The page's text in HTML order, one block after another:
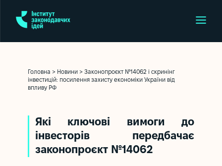
Головна > Новини > Законопроєкт №14062 і скринінг
інвестицій: посилення захисту економіки України від
впливу РФ
Які ключові вимоги до
інвесторів передбачає
законопроєкт №14062